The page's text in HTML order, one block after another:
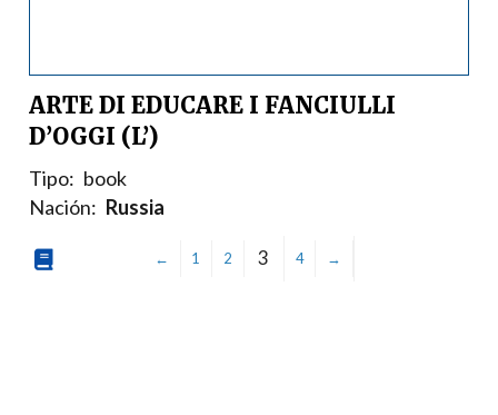
ARTE DI EDUCARE I FANCIULLI
D’OGGI (L’)
Tipo: book
Nación: Russia
← 1 2 3 4 →